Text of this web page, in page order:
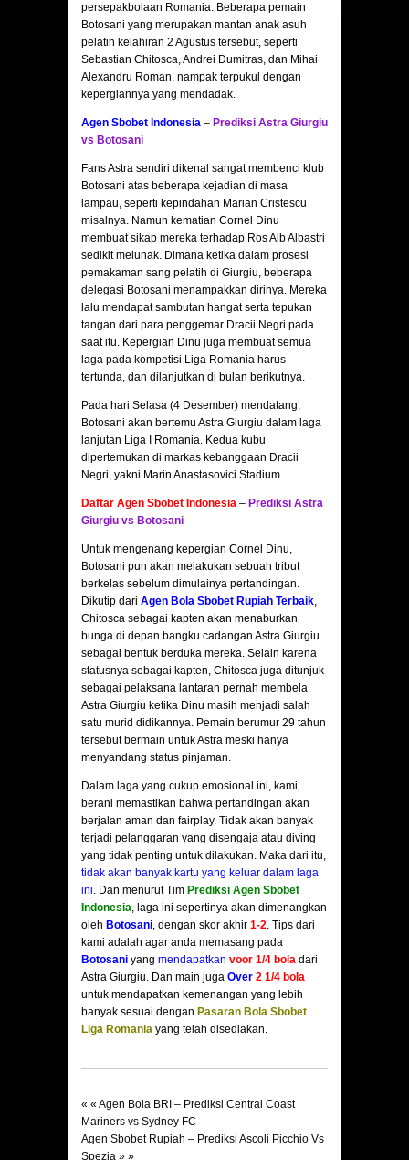
persepakbolaan Romania. Beberapa pemain
Botosani yang merupakan mantan anak asuh
pelatih kelahiran 2 Agustus tersebut, seperti
Sebastian Chitosca, Andrei Dumitras, dan Mihai
Alexandru Roman, nampak terpukul dengan
kepergiannya yang mendadak.
Agen Sbobet Indonesia – Prediksi Astra Giurgiu
vs Botosani
Fans Astra sendiri dikenal sangat membenci klub
Botosani atas beberapa kejadian di masa
lampau, seperti kepindahan Marian Cristescu
misalnya. Namun kematian Cornel Dinu
membuat sikap mereka terhadap Ros Alb Albastri
sedikit melunak. Dimana ketika dalam prosesi
pemakaman sang pelatih di Giurgiu, beberapa
delegasi Botosani menampakkan dirinya. Mereka
lalu mendapat sambutan hangat serta tepukan
tangan dari para penggemar Dracii Negri pada
saat itu. Kepergian Dinu juga membuat semua
laga pada kompetisi Liga Romania harus
tertunda, dan dilanjutkan di bulan berikutnya.
Pada hari Selasa (4 Desember) mendatang,
Botosani akan bertemu Astra Giurgiu dalam laga
lanjutan Liga I Romania. Kedua kubu
dipertemukan di markas kebanggaan Dracii
Negri, yakni Marin Anastasovici Stadium.
Daftar Agen Sbobet Indonesia – Prediksi Astra
Giurgiu vs Botosani
Untuk mengenang kepergian Cornel Dinu,
Botosani pun akan melakukan sebuah tribut
berkelas sebelum dimulainya pertandingan.
Dikutip dari Agen Bola Sbobet Rupiah Terbaik,
Chitosca sebagai kapten akan menaburkan
bunga di depan bangku cadangan Astra Giurgiu
sebagai bentuk berduka mereka. Selain karena
statusnya sebagai kapten, Chitosca juga ditunjuk
sebagai pelaksana lantaran pernah membela
Astra Giurgiu ketika Dinu masih menjadi salah
satu murid didikannya. Pemain berumur 29 tahun
tersebut bermain untuk Astra meski hanya
menyandang status pinjaman.
Dalam laga yang cukup emosional ini, kami
berani memastikan bahwa pertandingan akan
berjalan aman dan fairplay. Tidak akan banyak
terjadi pelanggaran yang disengaja atau diving
yang tidak penting untuk dilakukan. Maka dari itu,
tidak akan banyak kartu yang keluar dalam laga
ini. Dan menurut Tim Prediksi Agen Sbobet
Indonesia, laga ini sepertinya akan dimenangkan
oleh Botosani, dengan skor akhir 1-2. Tips dari
kami adalah agar anda memasang pada
Botosani yang mendapatkan voor 1/4 bola dari
Astra Giurgiu. Dan main juga Over 2 1/4 bola
untuk mendapatkan kemenangan yang lebih
banyak sesuai dengan Pasaran Bola Sbobet
Liga Romania yang telah disediakan.
« « Agen Bola BRI – Prediksi Central Coast
Mariners vs Sydney FC
Agen Sbobet Rupiah – Prediksi Ascoli Picchio Vs
Spezia » »